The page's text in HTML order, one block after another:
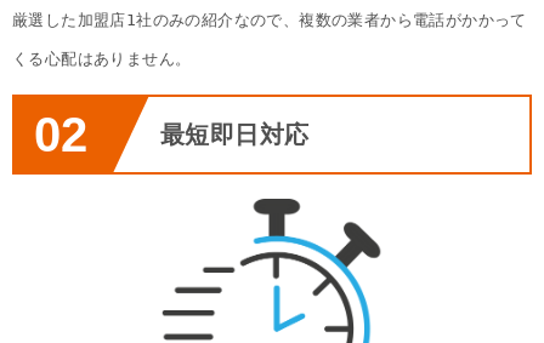
厳選した加盟店1社のみの紹介なので、複数の業者から電話がかかって
くる心配はありません。
02 最短即日対応